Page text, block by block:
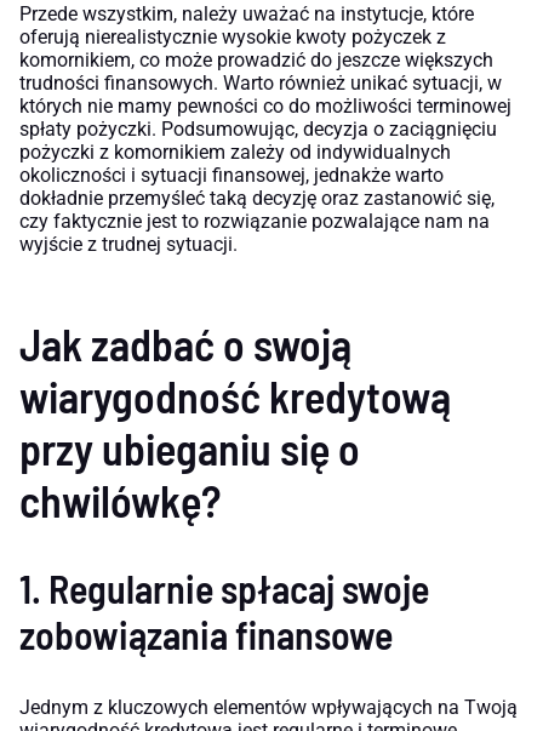
Przede wszystkim, należy uważać na instytucje, które
oferują nierealistycznie wysokie kwoty pożyczek z
komornikiem, co może prowadzić do jeszcze większych
trudności finansowych. Warto również unikać sytuacji, w
których nie mamy pewności co do możliwości terminowej
spłaty pożyczki. Podsumowując, decyzja o zaciągnięciu
pożyczki z komornikiem zależy od indywidualnych
okoliczności i sytuacji finansowej, jednakże warto
dokładnie przemyśleć taką decyzję oraz zastanowić się,
czy faktycznie jest to rozwiązanie pozwalające nam na
wyjście z trudnej sytuacji.
Jak zadbać o swoją
wiarygodność kredytową
przy ubieganiu się o
chwilówkę?
1. Regularnie spłacaj swoje
zobowiązania finansowe
Jednym z kluczowych elementów wpływających na Twoją